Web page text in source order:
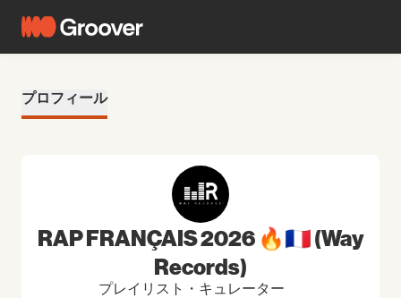
プロフィール
RAP FRANÇAIS 2026 🔥🇫🇷 (Way
Records)
プレイリスト・キュレーター